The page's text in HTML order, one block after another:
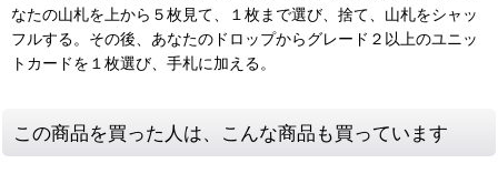
なたの山札を上から５枚見て、１枚まで選び、捨て、山札をシャッ
フルする。その後、あなたのドロップからグレード２以上のユニッ
トカードを１枚選び、手札に加える。
この商品を買った人は、こんな商品も買っています